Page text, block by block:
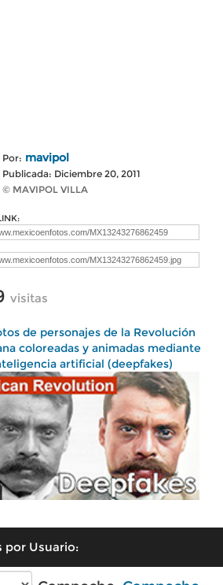
Por: mavipol
Publicada: Diciembre 20, 2011
© MAVIPOL VILLA
visitas
de personajes de la Revolución
coloreadas y animadas mediante
artificial (deepfakes)
por Usuario: